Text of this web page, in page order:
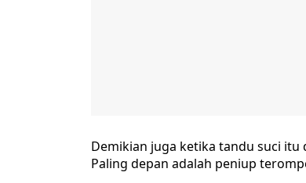
Demikian juga ketika tandu suci
Paling depan adalah peniup